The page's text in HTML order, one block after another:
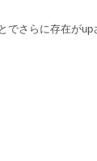
さらに存在がup